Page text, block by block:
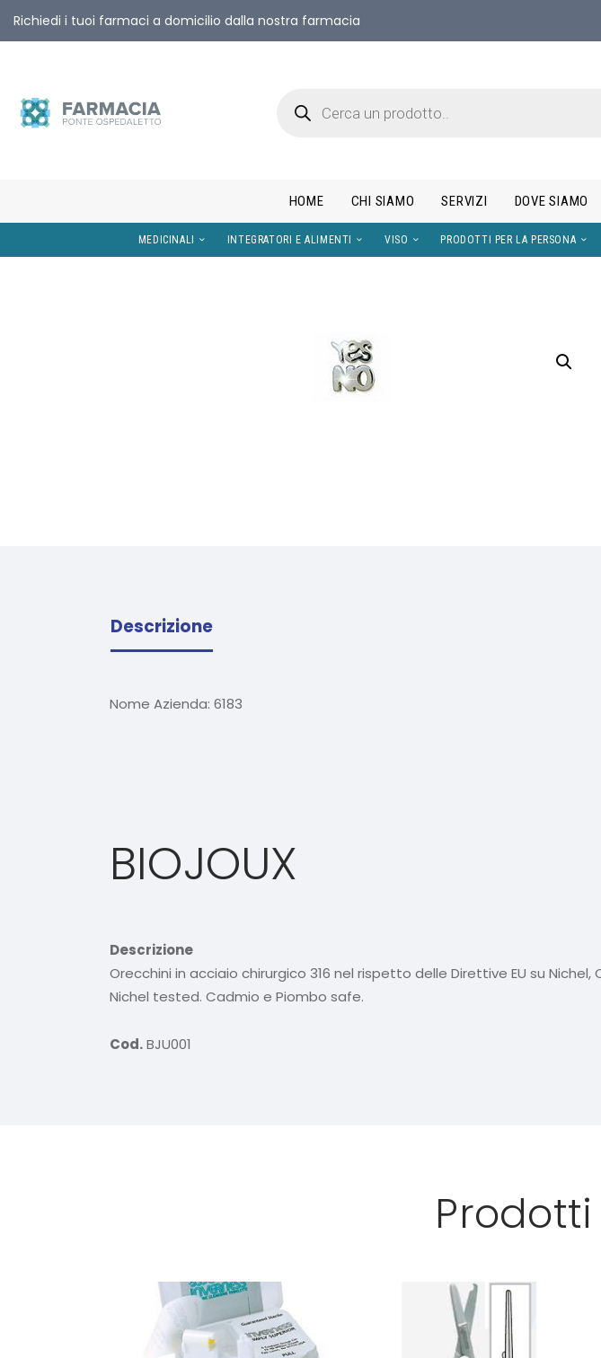
Richiedi i tuoi farmaci a domicilio dalla nostra farmacia
HOME CHI SIAMO SERVIZI DOVE SIAMO
Descrizione
Nome Azienda: 6183
BIOJOUX
Descrizione
Orecchini in acciaio chirurgico 316 nel rispetto delle Direttive EU su Nichel,
Nichel tested. Cadmio e Piombo safe.
Cod.BJU001